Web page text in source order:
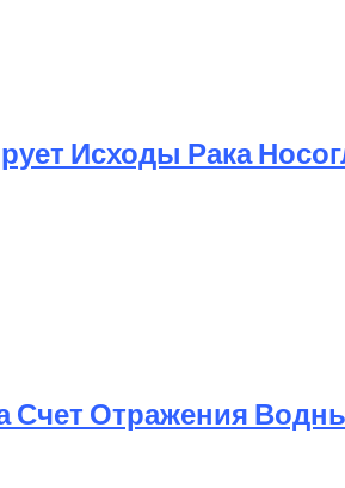
Исходы Рака
Счет Отражения